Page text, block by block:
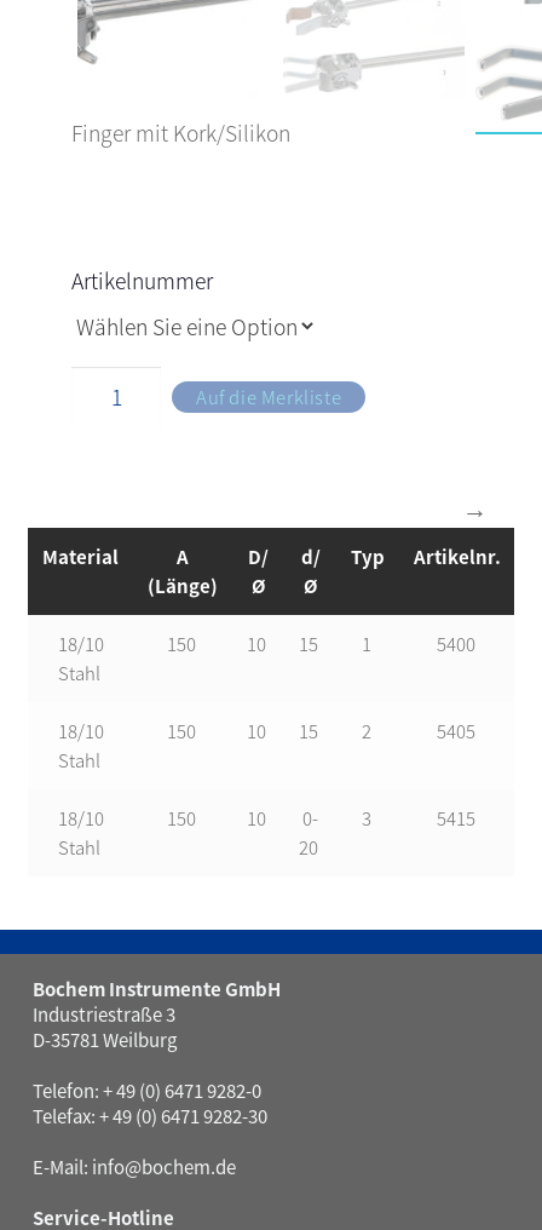
Finger mit Kork/Silikon
Artikelnummer
Auf die Merkliste
Material
A
(Länge)
D/
Ø
d/
Ø
Typ Artikelnr.
18/10
Stahl
150 10 15 1 5400
18/10
Stahl
150 10 15 2 5405
18/10
Stahl
150 10
0-
20
3 5415
Bochem Instrumente GmbH
Industriestraße 3
D-35781 Weilburg
Telefon: + 49 (0) 6471 9282-0
Telefax: + 49 (0) 6471 9282-30
E-Mail: info@bochem.de
Service-Hotline